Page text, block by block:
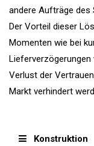
andere Aufträge des
Der Vorteil dieser
Momenten wie bei
Lieferverzögerungen
Verlust der
Markt verhindert
Konstruktion